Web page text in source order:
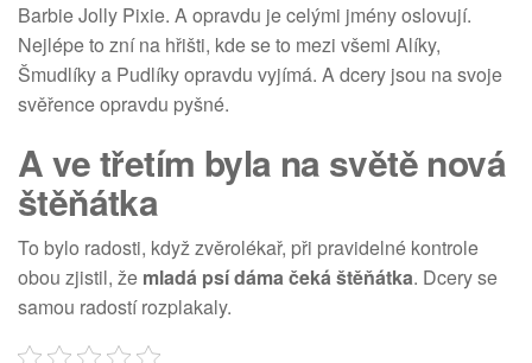
Barbie Jolly Pixie. A opravdu je celými jmény oslovují.
Nejlépe to zní na hřišti, kde se to mezi všemi Alíky,
Šmudlíky a Pudlíky opravdu vyjímá. A dcery jsou na svoje
svěřence opravdu pyšné.
A ve třetím byla na světě nová
štěňátka
To bylo radosti, když zvěrolékař, při pravidelné kontrole
obou zjistil, že mladá psí dáma čeká štěňátka. Dcery se
samou radostí rozplakaly.